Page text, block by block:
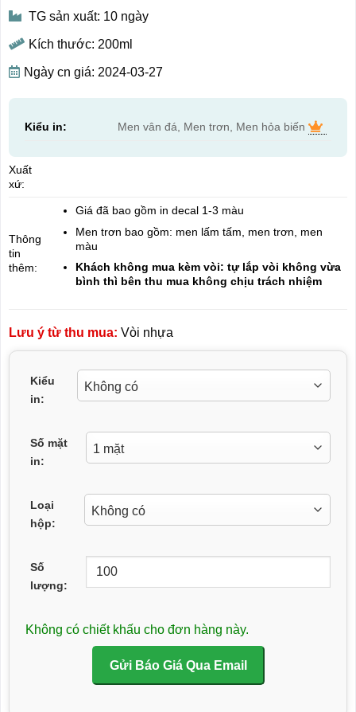
TG sản xuất: 10 ngày
Kích thước: 200ml
Ngày cn giá: 2024-03-27
Kiểu in: Men vân đá, Men trơn, Men hỏa biến
Xuất
xứ:
Thông
tin
thêm:
Giá đã bao gồm in decal 1-3 màu
Men trơn bao gồm: men lấm tấm, men trơn, men
màu
Khách không mua kèm vòi: tự lắp vòi không vừa
bình thì bên thu mua không chịu trách nhiệm
Lưu ý từ thu mua: Vòi nhựa
Kiểu
in:
Số mặt
in:
Loại
hộp:
Số
lượng:
Không có chiết khấu cho đơn hàng này.
Gửi Báo Giá Qua Email